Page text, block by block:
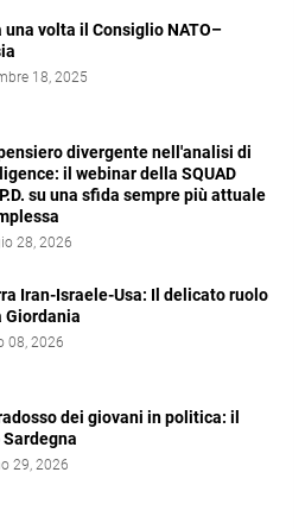
una volta il Consiglio NATO–
18, 2025
divergente nell'analisi di
il webinar della SQUAD
su una sfida sempre più attuale
28, 2026
Iran-Israele-Usa: Il delicato ruolo
Giordania
08, 2026
dei giovani in politica: il
Sardegna
29, 2026